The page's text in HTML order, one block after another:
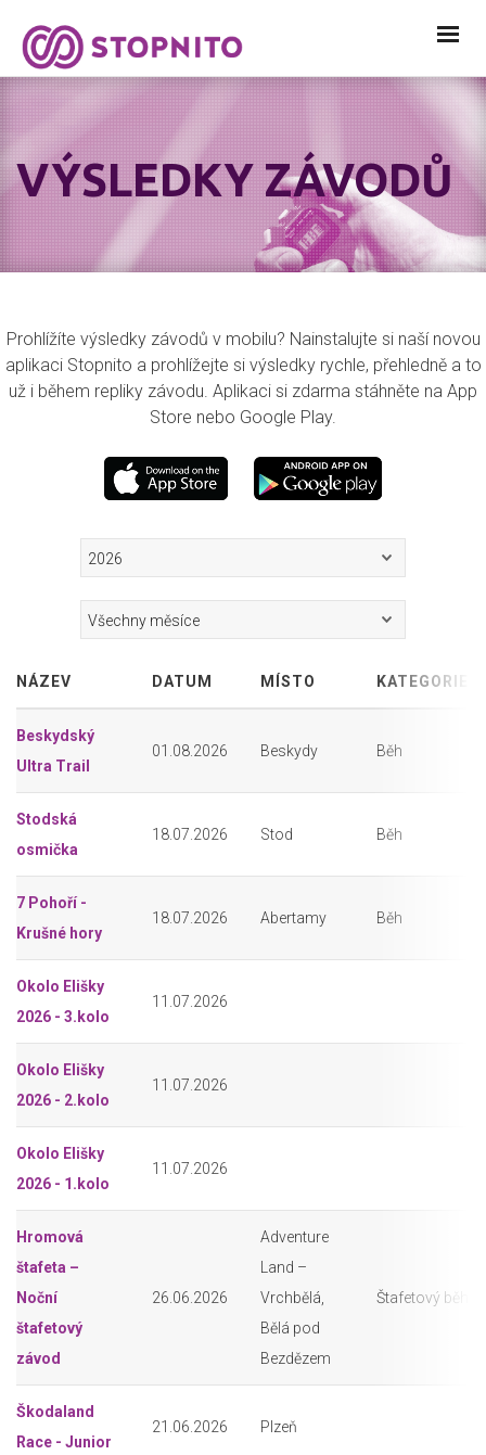
VÝSLEDKY ZÁVODŮ
Prohlížíte výsledky závodů v mobilu? Nainstalujte si naší novou
aplikaci Stopnito a prohlížejte si výsledky rychle, přehledně a to
už i během repliky závodu. Aplikaci si zdarma stáhněte na App
Store nebo Google Play.
NÁZEV DATUM MÍSTO KATEGORIE
Beskydský
Ultra Trail
01.08.2026 Beskydy Běh
Stodská
osmička
18.07.2026 Stod Běh
7 Pohoří -
Krušné hory
18.07.2026 Abertamy Běh
Okolo Elišky
2026 - 3.kolo
11.07.2026
Okolo Elišky
2026 - 2.kolo
11.07.2026
Okolo Elišky
2026 - 1.kolo
11.07.2026
Hromová
štafeta –
Noční
štafetový
závod
26.06.2026
Adventure
Land –
Vrchbělá,
Bělá pod
Bezdězem
Štafetový běh
Škodaland
Race - Junior
21.06.2026 Plzeň